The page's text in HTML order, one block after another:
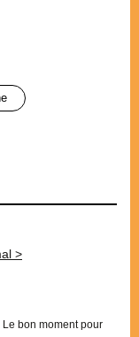
>
bon moment pour